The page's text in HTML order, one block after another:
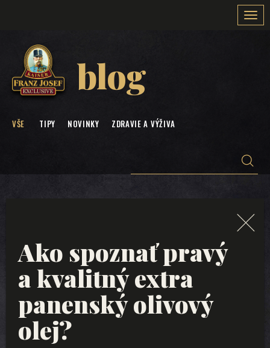
blog
VŠE TIPY NOVINKY ZDRAVIE A VÝŽIVA
Ako spoznať pravý
a kvalitný extra
panenský olivový
olej?